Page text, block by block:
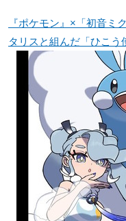
『ポケモン』×「初音ミ
タリスと組んだ「ひこう